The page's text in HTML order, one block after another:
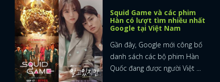
Squid Game và các phim
Hàn có lượt tìm nhiều nhất
Google tại Việt Nam
Gần đây, Google mới công bố
danh sách các bộ phim Hàn
Quốc đang được người Việt ...